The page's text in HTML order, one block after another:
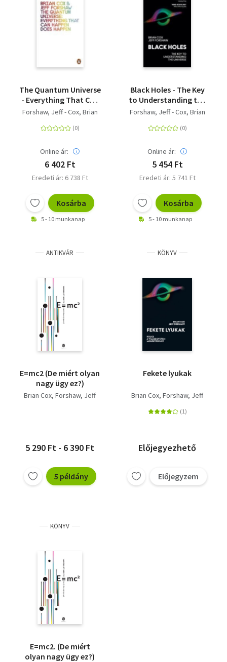
Természettudomány
The Quantum Universe
- Everything That Can
Happen Does Happen
Forshaw, Jeff - Cox, Brian
Online ár:
6 402 Ft
Eredeti ár: 6 738 Ft
Kosárba
5 - 10 munkanap
Black Holes - The Key
to Understanding the
Universe
Forshaw, Jeff - Cox, Brian
Online ár:
5 454 Ft
Eredeti ár: 5 741 Ft
Kosárba
5 - 10 munkanap
ANTIKVÁR
E=mc2 (De miért olyan
nagy ügy ez?)
Brian Cox Forshaw, Jeff
5 290 Ft - 6 390 Ft
5 példány
KÖNYV
Fekete lyukak
Brian Cox Forshaw, Jeff
Előjegyezhető
Előjegyzem
KÖNYV
E=mc2. (De miért
olyan nagy ügy ez?)